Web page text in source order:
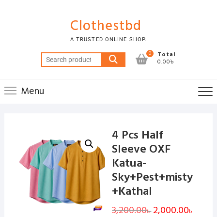
Clothestbd
A TRUSTED ONLINE SHOP.
Search
for:
0 Total
0.00৳
Menu
4 Pcs Half
Sleeve OXF
Katua-
Sky+Pest+misty
+Kathal
3,200.00৳ Original
2,000.00৳